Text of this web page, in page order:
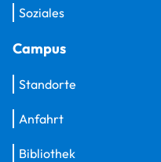
Soziales
Campus
Standorte
Anfahrt
Bibliothek